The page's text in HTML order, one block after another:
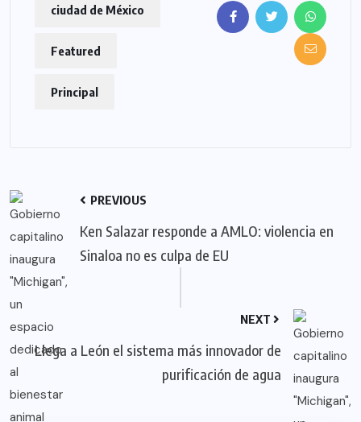
ciudad de México
Featured
Principal
PREVIOUS
Ken Salazar responde a AMLO: violencia en
Sinaloa no es culpa de EU
NEXT
Llega a León el sistema más innovador de
purificación de agua